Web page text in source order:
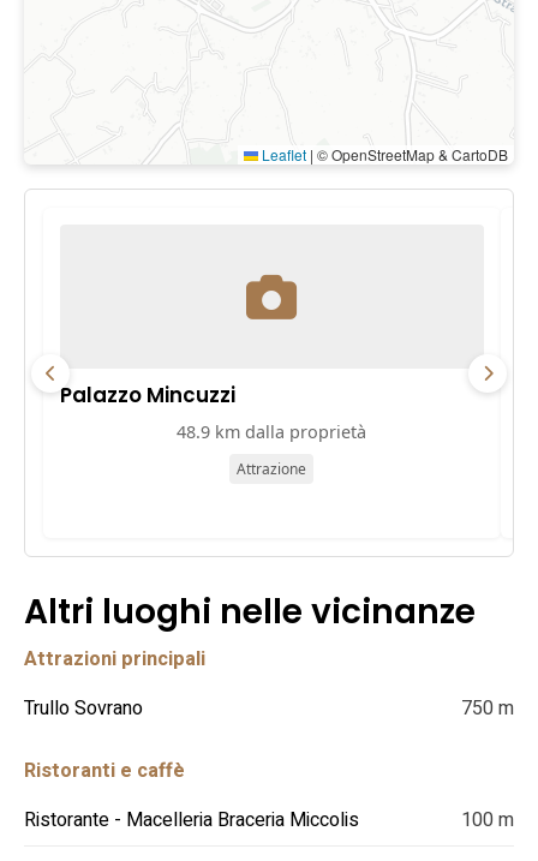
Leaflet | © OpenStreetMap & CartoDB
Palazzo Mincuzzi
48.9 km dalla proprietà
Attrazione
Altri luoghi nelle vicinanze
Attrazioni principali
Trullo Sovrano
750 m
Ristoranti e caffè
Ristorante - Macelleria Braceria Miccolis
100 m